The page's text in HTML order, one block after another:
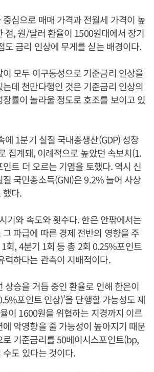
심으로 매매 가격과 전월세 가격이 높
점, 원/달러 환율이 1500원대에서 장기
도 금리 인상에 무게를 싣는 배경이다.
모두 이구동성으로 기준금리 인상을
데 천만다행인 것은 기준금리 인상의
률이 놀라울 정도로 호조를 보이고 있
에 1분기 실질 국내총생산(GDP) 성장
집계돼, 이례적으로 높았던 속보치(1.
트 더 오르는 기염을 토했다. 역시 신
국민총소득(GNI)은 9.2% 늘어 사상
했다.
기와 속도와 횟수다. 한은 안팎에서는
파급에 따른 경제 전반의 영향을 주
회, 4분기 1회 등 총 2회 0.25%포인트
력하다는 관측이 지배적이다.
상승을 거듭 중인 환율로 인해 한은이
포인트 인상)’을 단행할 가능성도 제
이 1600원을 위협하는 지경까지 이르
악영향을 줄 가능성이 높아지기 때문
기준금리를 50베이시스포인트(bp,
도 있다는 것이다.